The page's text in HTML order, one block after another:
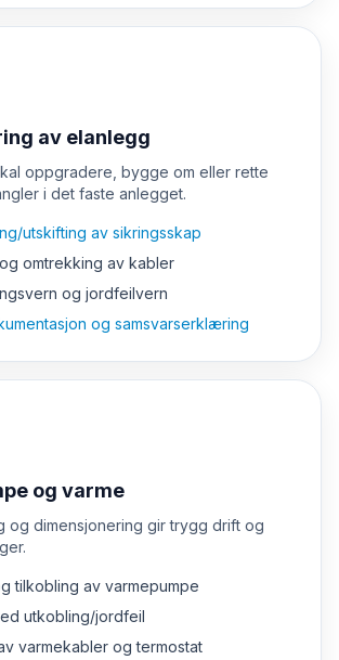
av elanlegg
oppgradere, bygge om eller rette
i det faste anlegget.
utskifting av sikringsskap
omtrekking av kabler
og jordfeilvern
og samsvarserklæring
og varme
og dimensjonering gir trygg drift og
tilkobling av varmepumpe
utkobling/jordfeil
varmekabler og termostat